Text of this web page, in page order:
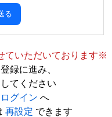
ていただいております※
録に進み、
てください
ログイン へ
再設定 できます